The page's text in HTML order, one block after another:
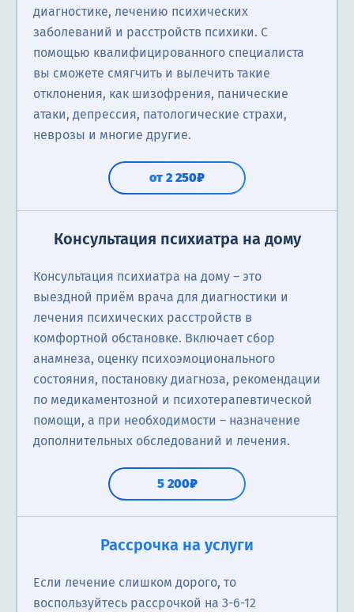
диагностике, лечению психических
заболеваний и расстройств психики. С
помощью квалифицированного специалиста
вы сможете смягчить и вылечить такие
отклонения, как шизофрения, панические
атаки, депрессия, патологические страхи,
неврозы и многие другие.
от 2 250₽
Консультация психиатра на дому
Консультация психиатра на дому – это
выездной приём врача для диагностики и
лечения психических расстройств в
комфортной обстановке. Включает сбор
анамнеза, оценку психоэмоционального
состояния, постановку диагноза, рекомендации
по медикаментозной и психотерапевтической
помощи, а при необходимости – назначение
дополнительных обследований и лечения.
5 200₽
Рассрочка на услуги
Если лечение слишком дорого, то
воспользуйтесь рассрочкой на 3-6-12